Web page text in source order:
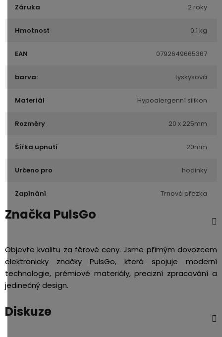
Záruka 2 roky
Hmotnost 0.1 kg
EAN 0792649665367
barva: tyskysová
Materiál Hypoalergenní silikon
Rozměry 20 x 225mm
Šířka upnutí 20mm
Určeno pro hodinky
Zapínání Trnová přezka
Značka PulsGo
Objevte kvalitu za férové ceny. Jsme přímým dovozcem
elektronicky značky PulsGo, která spojuje moderní
technologie, prémiové materiály, precizní zpracování a
jedinečný design.
Diskuze